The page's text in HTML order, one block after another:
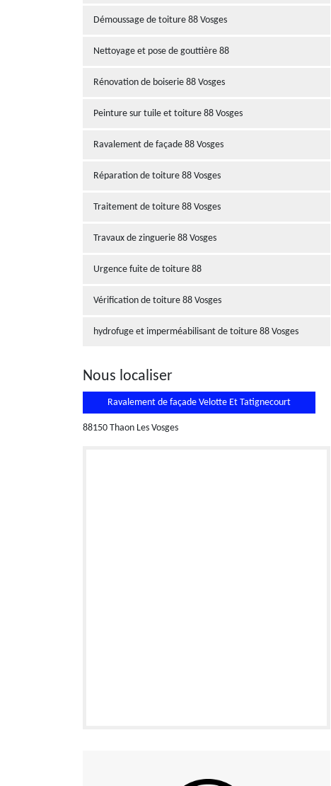
Démoussage de toiture 88 Vosges
Nettoyage et pose de gouttière 88
Rénovation de boiserie 88 Vosges
Peinture sur tuile et toiture 88 Vosges
Ravalement de façade 88 Vosges
Réparation de toiture 88 Vosges
Traitement de toiture 88 Vosges
Travaux de zinguerie 88 Vosges
Urgence fuite de toiture 88
Vérification de toiture 88 Vosges
hydrofuge et imperméabilisant de toiture 88 Vosges
Nous localiser
Ravalement de façade Velotte Et Tatignecourt
88150 Thaon Les Vosges